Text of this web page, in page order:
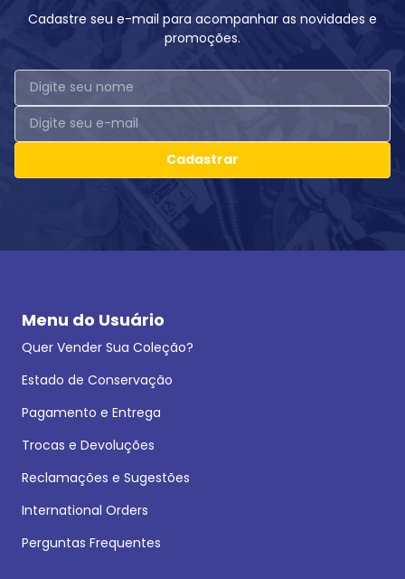
Cadastre seu e-mail para acompanhar as novidades e
promoções.
Cadastrar
Menu do Usuário
Quer Vender Sua Coleção?
Estado de Conservação
Pagamento e Entrega
Trocas e Devoluções
Reclamações e Sugestões
International Orders
Perguntas Frequentes